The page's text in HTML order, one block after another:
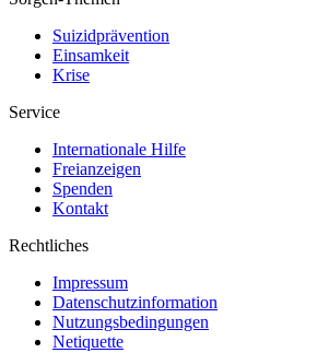
Suizidprävention
Einsamkeit
Krise
Service
Internationale Hilfe
Freianzeigen
Spenden
Kontakt
Rechtliches
Impressum
Datenschutzinformation
Nutzungsbedingungen
Netiquette